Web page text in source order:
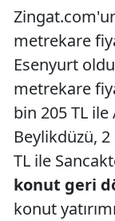
metrekare
Esenyurt
metrekare
bin 205 TL
Beylikdüzü,
TL ile
konut geri
konut